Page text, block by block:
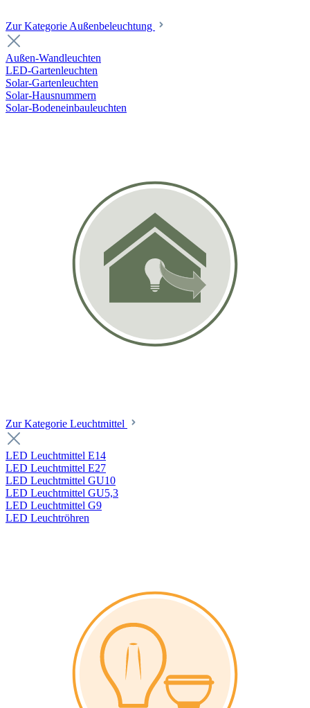
Zur Kategorie Außenbeleuchtung
Außen-Wandleuchten
LED-Gartenleuchten
Solar-Gartenleuchten
Solar-Hausnummern
Solar-Bodeneinbauleuchten
Zur Kategorie Leuchtmittel
LED Leuchtmittel E14
LED Leuchtmittel E27
LED Leuchtmittel GU10
LED Leuchtmittel GU5,3
LED Leuchtmittel G9
LED Leuchtröhren